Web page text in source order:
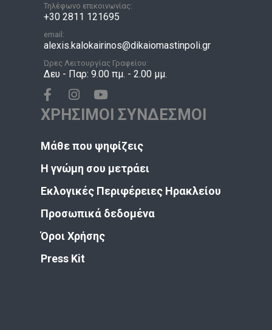
Τηλέφωνο επικοινωνίας:
+30 2811 121695
email:
alexis.kalokairinos@dikaiomastinpoli.gr
Ώρες Λειτουργίας Γραφείου:
Δευ - Παρ: 9.00 πμ. - 2.00 μμ.
ΧΡΗΣΙΜΟΙ ΣΥΝΔΕΣΜΟΙ
Μάθε που ψηφίζεις
Η γνώμη σου μετράει
Εκλογικές Περιφέρειες Ηρακλείου
Προσωπικά δεδομένα
Όροι Χρήσης
Press Kit